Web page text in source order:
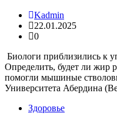
Kadmin
22.01.2025
0
Биологи приблизились к
Определить, будет ли жир
помогли мышиные
Университета Абердина
Здоровье